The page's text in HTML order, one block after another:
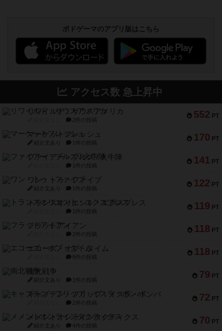
ボドゲーマのアプリ版はこちら
アクセス数 急上昇中
552 PT
リワイルド：サウスアメリカ
2件の投稿
170 PT
マーケットフレッシュ
紹介文あり 1件の投稿
141 PT
ファイアー・ブルズ / 火牛陣
1件の投稿
122 PT
ワン・トゥ・ファイブ
紹介文あり 1件の投稿
119 PT
トランスオリエント・エクスプレス
1件の投稿
118 PT
フラットアイアン
2件の投稿
118 PT
エコーズ・オブ・タイム
8件の投稿
79 PT
南北戦争
紹介文あり 1件の投稿
72 PT
キャプテン・フリップ：イスラ・ボンバ
2件の投稿
70 PT
メメントオンラインタクティクス
紹介文あり 4件の投稿